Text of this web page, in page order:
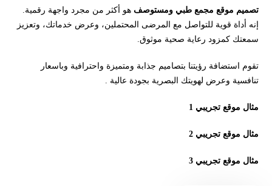
تصميم موقع مجمع طبي ومستوصف هو أكثر من مجرد واجهة رقمية.
إنه أداة قوية للتواصل مع المرضى المحتملين، وعرض خدماتك، وتعزيز
سمعتك كمزود رعاية صحية موثوق.
تقوم استضافة رؤيتنا بتصاميم جذابة ومتميزة واحترافية وباسعار
تنافسية وعرض لهويتك البصرية بجودة عالية .
مثال موقع تجريبي 1
مثال موقع تجريبي 2
مثال موقع تجريبي 3